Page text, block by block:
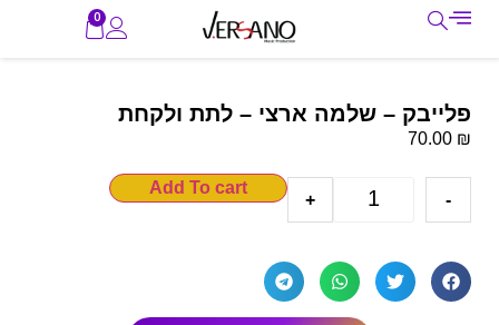
0
פלייבק – שלמה ארצי – לתת ולקחת
70.00 ₪
-
+
Add To cart